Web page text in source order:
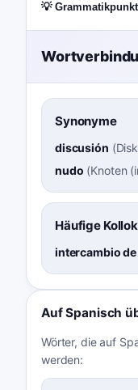
💡
Synonyme
discusión (
nudo (Knoten
Häufige
intercambio
Auf Spanisch
Wörter, die auf
werden: